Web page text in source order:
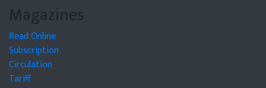
Magazines
Read Online
Subscription
Circulation
Tariff